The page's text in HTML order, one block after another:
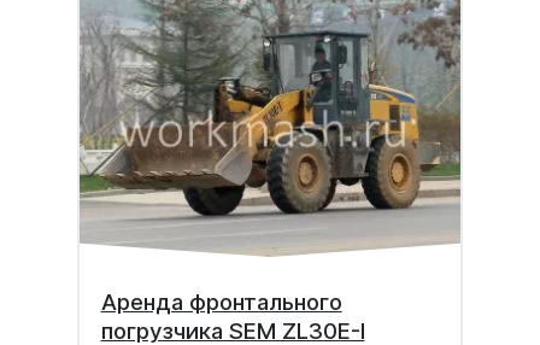
Аренда фронтального
погрузчика SEM ZL30E-I